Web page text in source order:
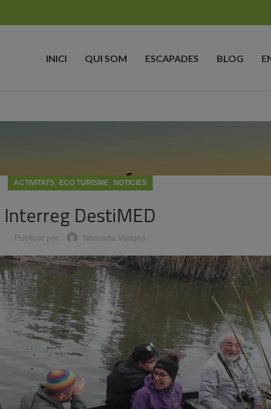
INICI QUI SOM ESCAPADES BLOG
ACTIVITATS, ECO TURISME, NOTICIES
Interreg DestiMED
Publicat per: Nòmada Viatges